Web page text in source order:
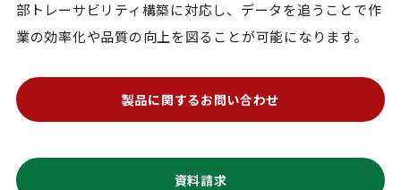
部トレーサビリティ構築に対応し、データを追うことで作
業の効率化や品質の向上を図ることが可能になります。
製品に関するお問い合わせ
資料請求